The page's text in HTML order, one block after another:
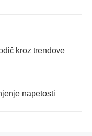
kroz trendove
napetosti